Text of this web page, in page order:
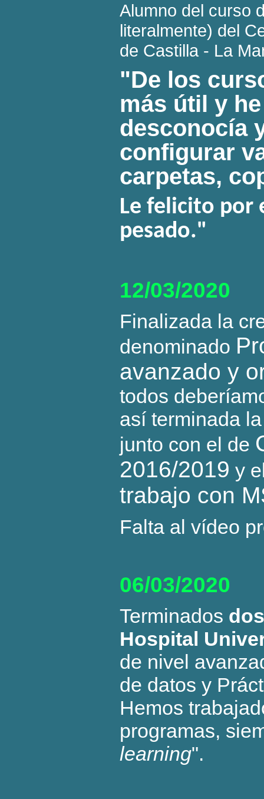
Alumno del curso
literalmente) del
de Castilla - La
"De los
más útil y
desconocía
configurar
carpetas,
Le felicito por
pesado."
12/03/2020
Finalizada la
denominado
avanzado y
todos
así terminada
junto con el de
2016/2019 y
trabajo con
Falta al vídeo
06/03/2020
Terminados
Hospital
de nivel
de datos y
Hemos
programas,
learning".